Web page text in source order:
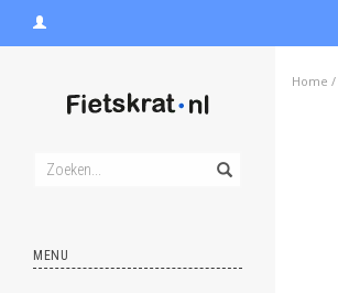
MENU
Home /